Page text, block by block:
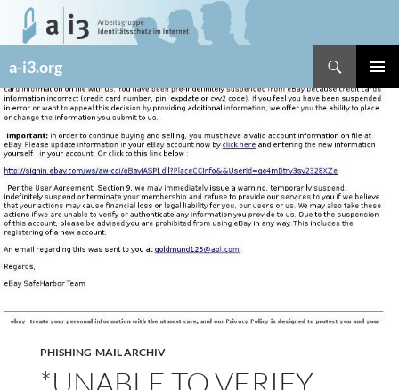
Zum
Inhalt
a-i3.org
MENÜ
PHISHING-MAIL ARCHIV
*UNABLE TO VERIFY